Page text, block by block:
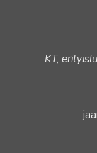
KT,